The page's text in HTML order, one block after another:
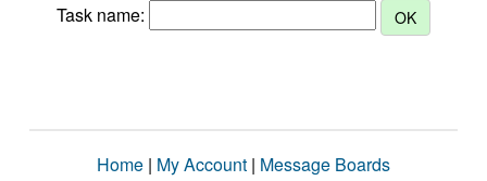
Task name:
Home | My Account | Message Boards